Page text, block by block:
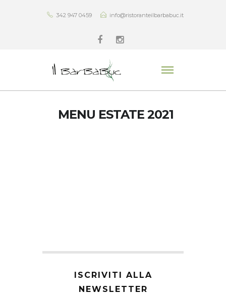
342 947 0459 info@ristoranteilbarbabuc.it
MENU ESTATE 2021
ISCRIVITI ALLA
NEWSLETTER